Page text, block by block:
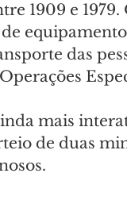
1909 e
das
mais
de duas